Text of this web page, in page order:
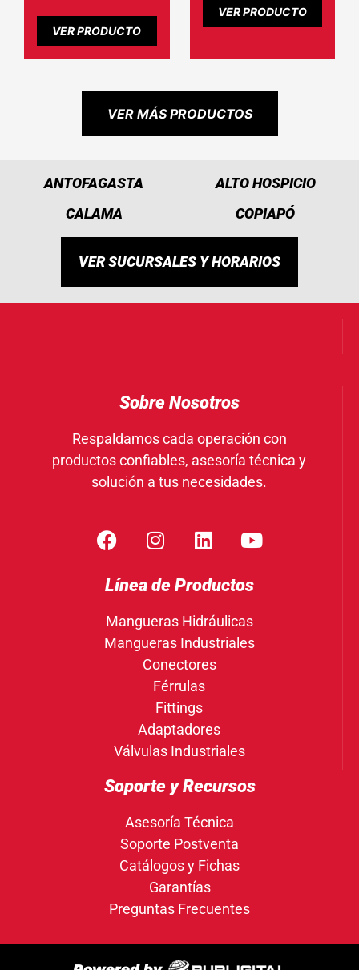
VER PRODUCTO
VER PRODUCTO
VER MÁS PRODUCTOS
ANTOFAGASTA
ALTO HOSPICIO
CALAMA
COPIAPÓ
VER SUCURSALES Y HORARIOS
Sobre Nosotros
Respaldamos cada operación con
productos confiables, asesoría técnica y
solución a tus necesidades.
Línea de Productos
Mangueras Hidráulicas
Mangueras Industriales
Conectores
Férrulas
Fittings
Adaptadores
Válvulas Industriales
Soporte y Recursos
Asesoría Técnica
Soporte Postventa
Catálogos y Fichas
Garantías
Preguntas Frecuentes